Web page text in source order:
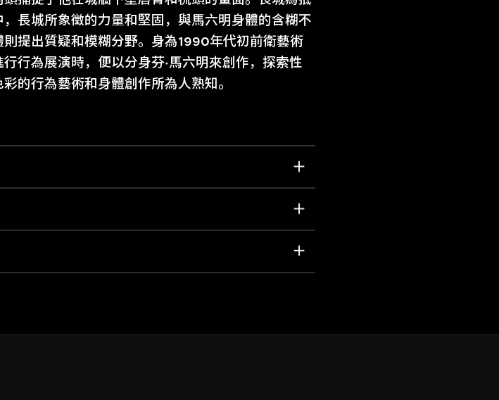
長城所象徵的力量和堅固，與馬六明身體的含糊不
提出質疑和模糊分野。身為1990年代初前衛藝術
行為展演時，便以分身芬·馬六明來創作，探索性
的行為藝術和身體創作所為人熟知。